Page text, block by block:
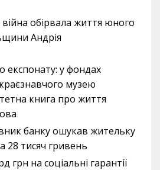
обірвала життя юного
Андрія
експонату: у фондах
музею
книга про життя
банку ошукав жительку
28 тисяч гривень
грн на соціальні гарантії